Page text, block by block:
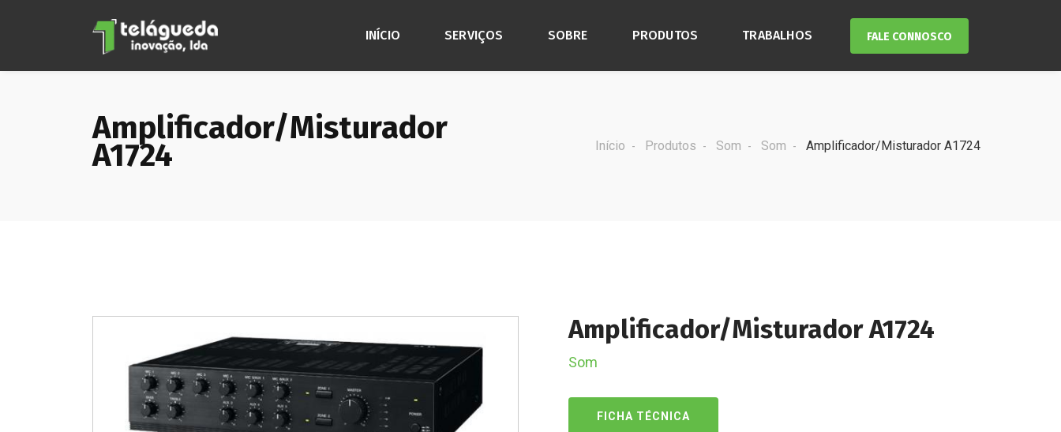
INÍCIO SERVIÇOS SOBRE PRODUTOS TRABALHOS FALE CONNOSCO
Amplificador/Misturador
A1724 Início Produtos Som Som Amplificador/Misturador A1724
Amplificador/Misturador A1724
Som
FICHA TÉCNICA